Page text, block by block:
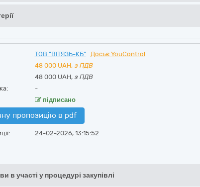
ТОВ "ВІТЯЗЬ-КБ"
Досьє YouControl
48 000 UAH, з ПДВ
48 000 UAH, з ПДВ
-
підписано
пропозицію в pdf
24-02-2026, 13:15:52
в участі у процедурі закупівлі